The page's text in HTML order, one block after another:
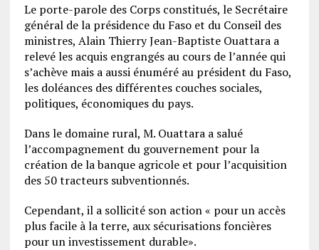
Le porte-parole des Corps constitués, le Secrétaire
général de la présidence du Faso et du Conseil des
ministres, Alain Thierry Jean-Baptiste Ouattara a
relevé les acquis engrangés au cours de l’année qui
s’achève mais a aussi énuméré au président du Faso,
les doléances des différentes couches sociales,
politiques, économiques du pays.
Dans le domaine rural, M. Ouattara a salué
l’accompagnement du gouvernement pour la
création de la banque agricole et pour l’acquisition
des 50 tracteurs subventionnés.
Cependant, il a sollicité son action « pour un accès
plus facile à la terre, aux sécurisations foncières
pour un investissement durable».